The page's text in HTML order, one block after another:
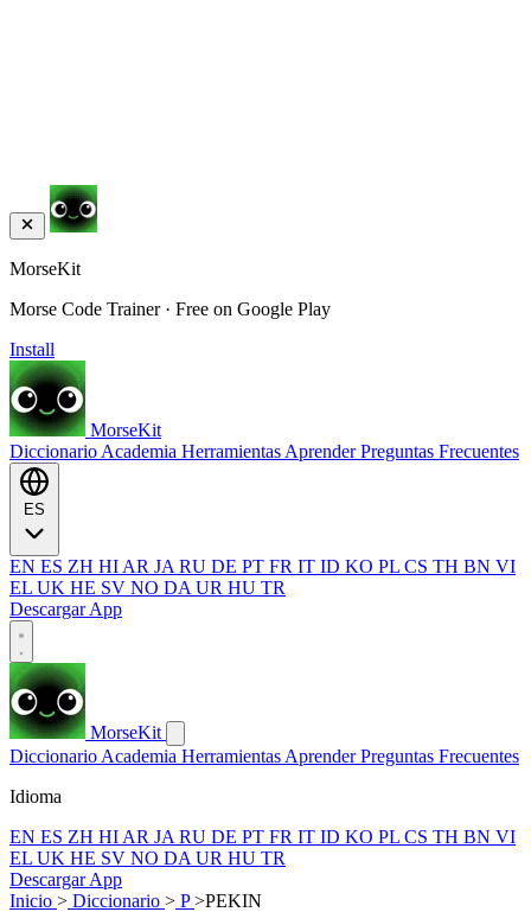
MorseKit
Morse Code Trainer · Free on Google Play
Install
MorseKit
Diccionario Academia Herramientas AprenderPreguntas Frecuentes
EN ES ZH HI AR JA RU DE PT FR IT ID KO PL CS TH BN VI
EL UK HE SV NO DA UR HU TR
Descargar App
MorseKit
Diccionario Academia Herramientas AprenderPreguntas Frecuentes
Idioma
EN ES ZH HI AR JA RU DE PT FR IT ID KO PL CS TH BN VI
EL UK HE SV NO DA UR HU TR
Descargar App
Inicio > Diccionario > P>PEKIN